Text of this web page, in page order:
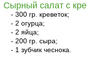
Сырный салат с
- 300 гр. креветок;
- 2 огурца;
- 2 яйца;
- 200 гр. сыра;
- 1 зубчик чеснока.